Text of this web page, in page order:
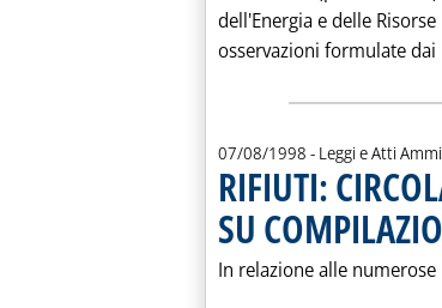
dell'Energia e delle
osservazioni formulate
07/08/1998 - Leggi e Atti
RIFIUTI:
SU
In relazione alle